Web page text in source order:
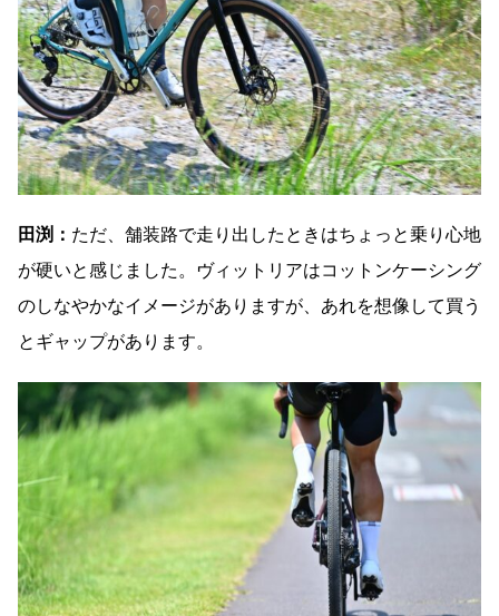
田渕： ただ、舗装路で走り出したときはちょっと乗り心地
が硬いと感じました。ヴィットリアはコットンケーシング
のしなやかなイメージがありますが、あれを想像して買う
とギャップがあります。